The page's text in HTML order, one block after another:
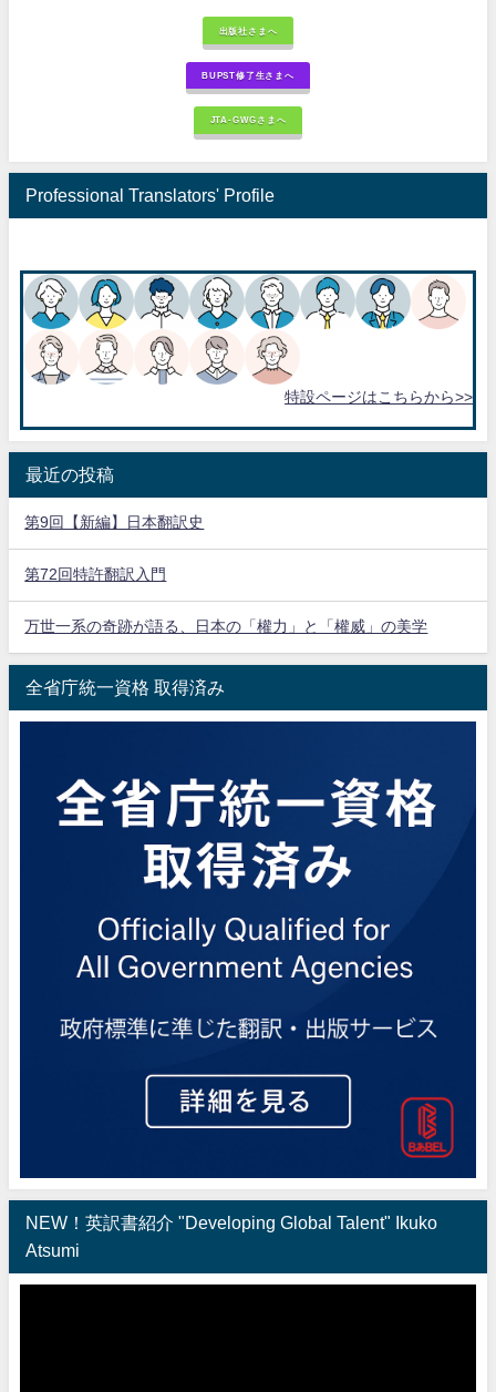
出版社さまへ
BUPST修了生さまへ
JTA-GWGさまへ
Professional Translators' Profile
特設ページはこちらから>>
最近の投稿
第9回【新編】日本翻訳史
第72回特許翻訳入門
万世一系の奇跡が語る、日本の「權力」と「權威」の美学
全省庁統一資格 取得済み
NEW！英訳書紹介 "Developing Global Talent" Ikuko
Atsumi